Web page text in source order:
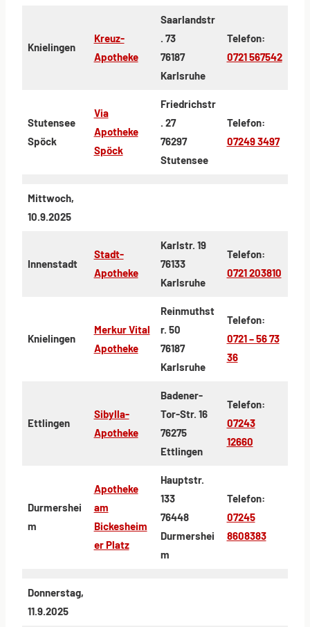
Knielingen
Kreuz-
Apotheke
Saarlandstr
. 73
76187
Karlsruhe
Telefon:
0721 567542
Stutensee
Spöck
Via
Apotheke
Spöck
Friedrichstr
. 27
76297
Stutensee
Telefon:
07249 3497
Mittwoch,
10.9.2025
Innenstadt
Stadt-
Apotheke
Karlstr. 19
76133
Karlsruhe
Telefon:
0721 203810
Knielingen
Merkur Vital
Apotheke
Reinmuthst
r. 50
76187
Karlsruhe
Telefon:
0721 – 56 73
36
Ettlingen
Sibylla-
Apotheke
Badener-
Tor-Str. 16
76275
Ettlingen
Telefon:
07243
12660
Durmershei
m
Apotheke
am
Bickesheim
er Platz
Hauptstr.
133
76448
Durmershei
m
Telefon:
07245
8608383
Donnerstag,
11.9.2025